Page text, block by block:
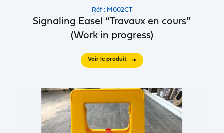
Réf : M002CT
Signaling Easel “Travaux en cours”
(Work in progress)
Voir le produit